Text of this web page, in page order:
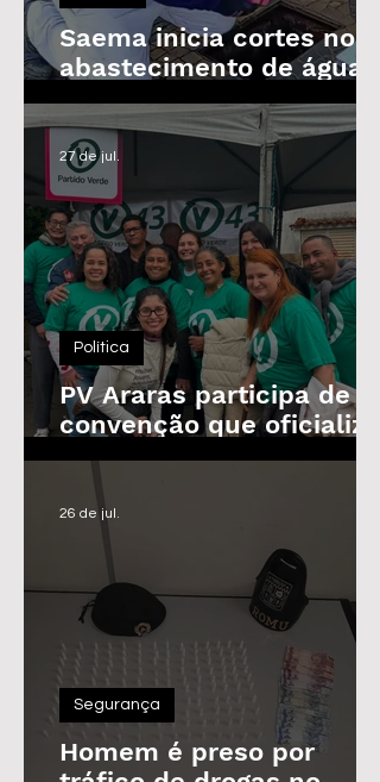
Saema inicia cortes no
abastecimento de água
de imóveis inadimplentes
a partir de 3 de agosto
PV Araras participa de
convenção que oficializa
candidaturas da
Política
27 de jul.
Homem é preso por
Segurança
26 de jul.